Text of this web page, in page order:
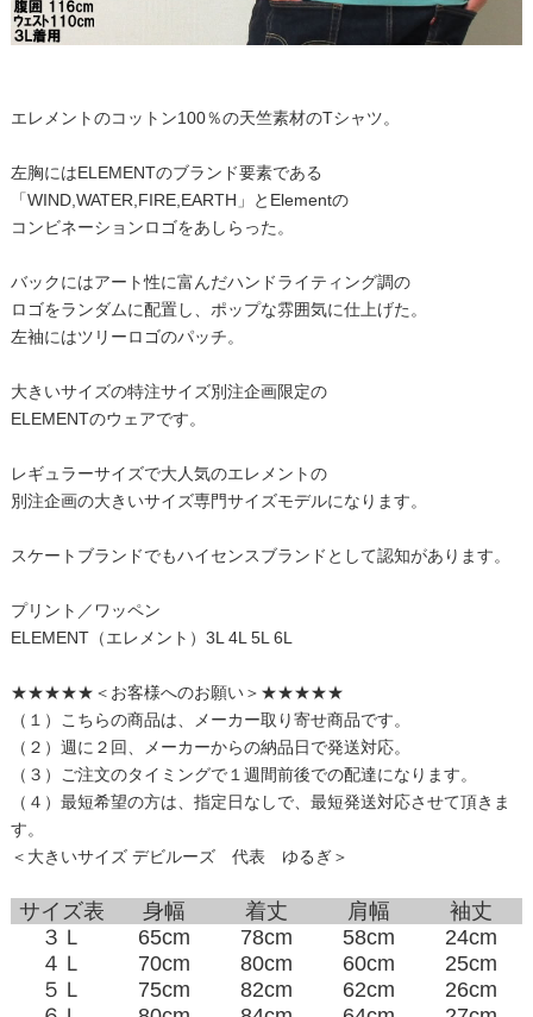
エレメントのコットン100％の天竺素材のTシャツ。
左胸にはELEMENTのブランド要素である
「WIND,WATER,FIRE,EARTH」とElementの
コンビネーションロゴをあしらった。
バックにはアート性に富んだハンドライティング調の
ロゴをランダムに配置し、ポップな雰囲気に仕上げた。
左袖にはツリーロゴのパッチ。
大きいサイズの特注サイズ別注企画限定の
ELEMENTのウェアです。
レギュラーサイズで大人気のエレメントの
別注企画の大きいサイズ専門サイズモデルになります。
スケートブランドでもハイセンスブランドとして認知があります。
プリント／ワッペン
ELEMENT（エレメント）3L 4L 5L 6L
★★★★★＜お客様へのお願い＞★★★★★
（１）こちらの商品は、メーカー取り寄せ商品です。
（２）週に２回、メーカーからの納品日で発送対応。
（３）ご注文のタイミングで１週間前後での配達になります。
（４）最短希望の方は、指定日なしで、最短発送対応させて頂きま
す。
＜大きいサイズ デビルーズ 代表 ゆるぎ＞
サイズ表 身幅 着丈 肩幅
袖丈
３Ｌ
65cm 78cm 58cm
24cm
４Ｌ
70cm 80cm 60cm
25cm
５Ｌ
75cm 82cm 62cm
26cm